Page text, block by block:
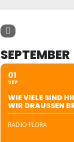
SEPTEMBER
01
SEP
WIE VIELE SIND
WIR DRAUSSEN
RADIO FLORA